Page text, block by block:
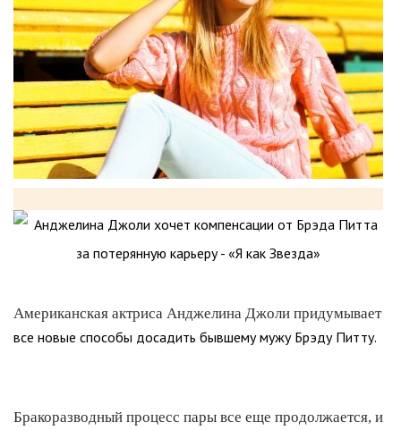
Американская актриса Анджелина Джоли придумывает
все новые способы досадить бывшему мужу Брэду Питту.
Бракоразводный процесс пары все еще продолжается, и